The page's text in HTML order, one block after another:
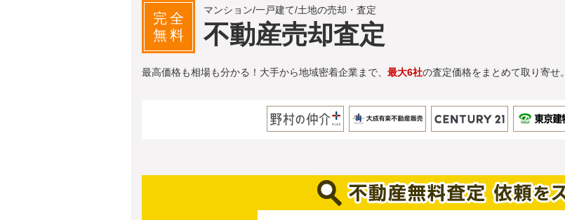
完全
無料
マンション/一戸建て/土地の売却・査定
不動産売却査定
最高価格も相場も分かる！大手から地域密着企業まで、 最大6社の査定価格をまとめて取り寄せ。